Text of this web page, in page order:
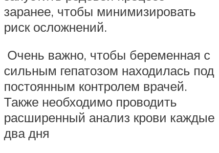
заранее, чтобы минимизировать
риск осложнений.
Очень важно, чтобы беременная с
сильным гепатозом находилась под
постоянным контролем врачей.
Также необходимо проводить
расширенный анализ крови каждые
два дня